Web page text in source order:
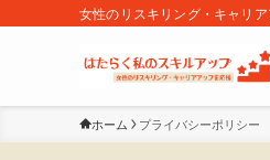
女性のリスキリング・キャリ
ホーム プライバシーポリシー